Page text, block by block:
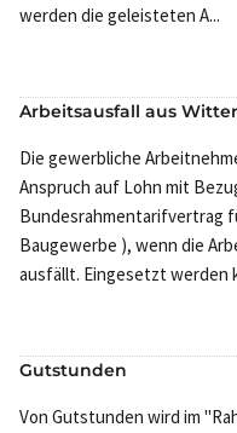
werden die geleisteten A...
Arbeitsausfall aus
Die gewerbliche
Anspruch auf Lohn mit
Bundesrahmentarifvertrag
Baugewerbe ), wenn die
ausfällt. Eingesetzt werden
Gutstunden
Von Gutstunden wird im